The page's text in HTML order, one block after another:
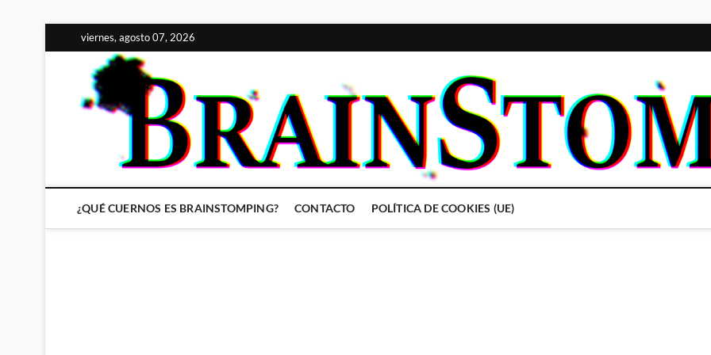
al
contenido
viernes, agosto 07, 2026
¿QUÉ CUERNOS ES BRAINSTOMPING? CONTACTO POLÍTICA DE COOKIES (UE)